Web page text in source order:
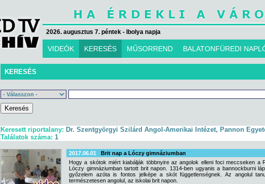
2026. augusztus 7. péntek - Ibolya napja
VIDEÓK KERESÉS MŰSORREND BALATONFÜREDI
KERESÉS
Keresett riportalany: Dr. Szentgyörgyi Szilárd Angol-Amerikai Intézet, Pannon
Találatok száma: 1
2017.06.01
Brit nap a Lóczy gimnáziumban
Hogy a skótok miért kiabálják többnyire az angolok elleni foci meccseken a
Lóczy gimnáziumban tartott brit napon. 1314-ben ugyanis a bannockburni
győzelem azóta is fontos jelképe a skót függetlenségnek. Az angolul
természetesen angolul, az iskolai brit napon.